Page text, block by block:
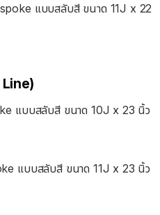
แบบสลับสี ขนาด 11J x 22
แบบสลับสี ขนาด 10J x 23 นิ้ว
แบบสลับสี ขนาด 11J x 23 นิ้ว